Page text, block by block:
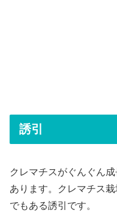
誘引
クレマチスがぐんぐん
あります。クレマチス
でもある誘引です。